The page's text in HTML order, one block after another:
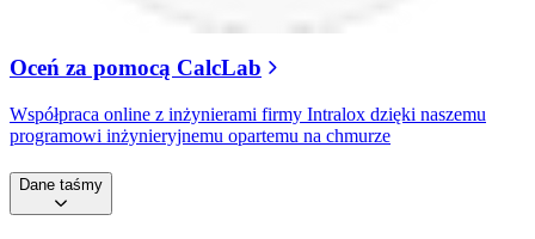
Oceń za pomocą CalcLab
Współpraca online z inżynierami firmy Intralox dzięki naszemu
programowi inżynieryjnemu opartemu na chmurze
Dane taśmy